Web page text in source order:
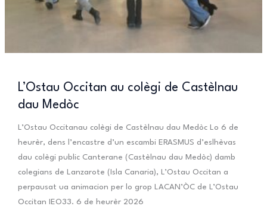
L’Ostau Occitan au colègi de Castèlnau
dau Medòc
L’Ostau Occitanau colègi de Castèlnau dau Medòc Lo 6 de
heurèr, dens l’encastre d’un escambi ERASMUS d’eslhèvas
dau colègi public Canterane (Castèlnau dau Medòc) damb
colegians de Lanzarote (Isla Canaria), L’Ostau Occitan a
perpausat ua animacion per lo grop LACAN’ÒC de L’Ostau
Occitan IEO33. 6 de heurèr 2026